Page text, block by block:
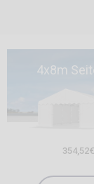
4x8m
354,52€